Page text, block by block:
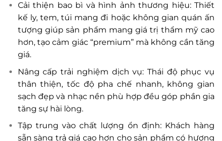
Cải thiện bao bì và hình ảnh thương hiệu: Thiết
kế ly, tem, túi mang đi hoặc không gian quán ấn
tượng giúp sản phẩm mang giá trị thẩm mỹ cao
hơn, tạo cảm giác “premium” mà không cần tăng
giá.
Nâng cấp trải nghiệm dịch vụ: Thái độ phục vụ
thân thiện, tốc độ pha chế nhanh, không gian
sạch đẹp và nhạc nền phù hợp đều góp phần gia
tăng sự hài lòng.
Tập trung vào chất lượng ổn định: Khách hàng
sẵn sàng trả giá cao hơn cho sản phẩm có hương